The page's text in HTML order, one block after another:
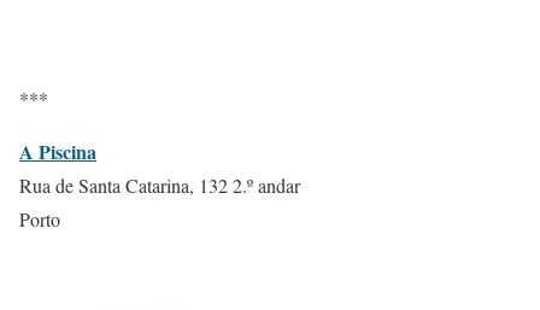
***
A Piscina
Rua de Santa Catarina, 132 2.º andar
Porto